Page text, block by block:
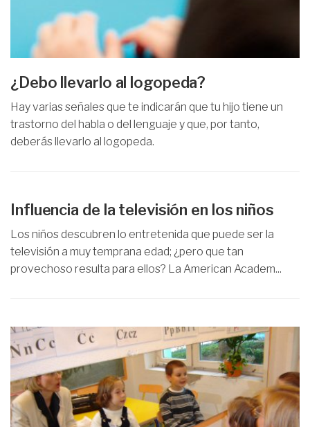
¿Debo llevarlo al logopeda?
Hay varias señales que te indicarán que tu hijo tiene un
trastorno del habla o del lenguaje y que, por tanto,
deberás llevarlo al logopeda.
Influencia de la televisión en los niños
Los niños descubren lo entretenida que puede ser la
televisión a muy temprana edad; ¿pero que tan
provechoso resulta para ellos? La American Academ...